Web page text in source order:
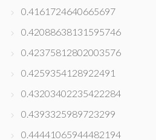
0.4161724640665697
0.42088638131595746
0.42375812802003576
0.4259354128922491
0.43203402235422284
0.4393325989723299
0.44441065944482194